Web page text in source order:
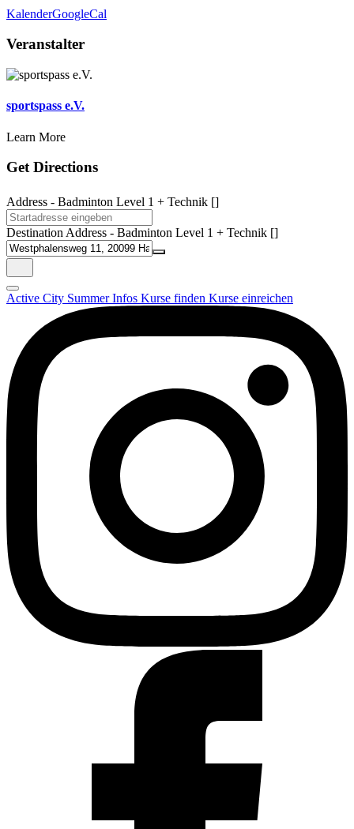
KalenderGoogleCal
Veranstalter
sportspass e.V.
Learn More
Get Directions
Address - Badminton Level 1 + Technik []
Destination Address - Badminton Level 1 + Technik []
Active City SummerInfos Kurse finden Kurse einreichen